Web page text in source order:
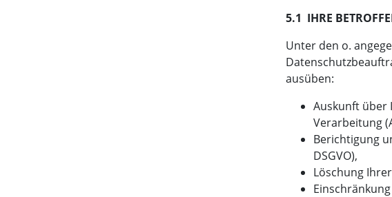
5.1 IHRE
Unter den o.
ausüben:
Auskunft über
Verarbeitung
Berichtigung
DSGVO),
Löschung